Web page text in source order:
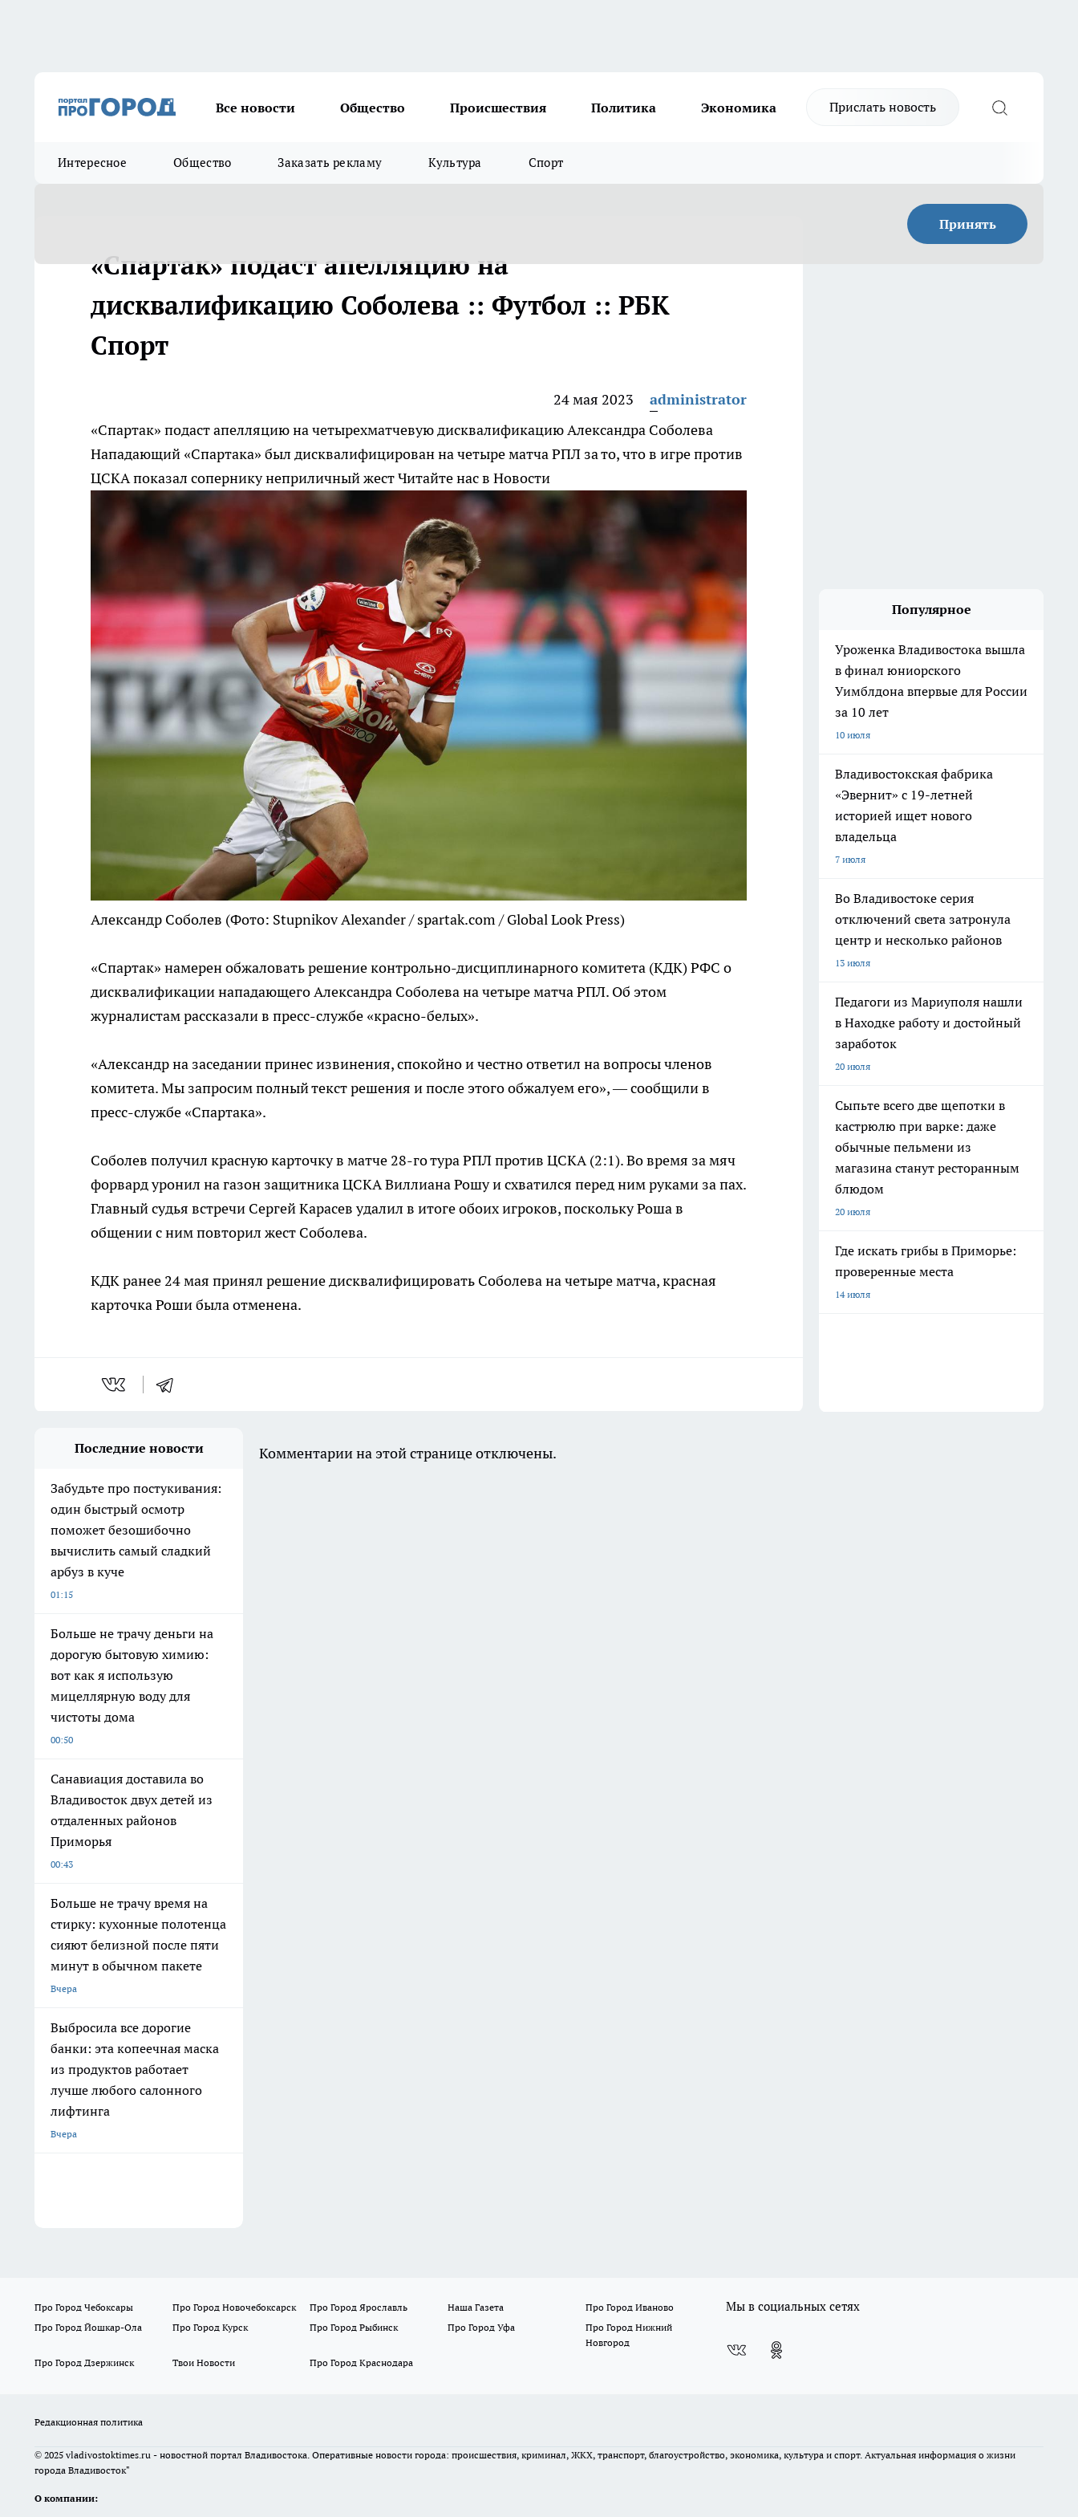
Все новости Общество Происшествия Политика Экономика Прислать новость
Интересное Общество Заказать рекламу Культура Спорт
Принять
«Спартак» подаст апелляцию на
дисквалификацию Соболева :: Футбол :: РБК
Спорт
24 мая 2023
administrator
«Спартак» подаст апелляцию на четырехматчевую дисквалификацию Александра Соболева
Нападающий «Спартака» был дисквалифицирован на четыре матча РПЛ за то, что в игре против
ЦСКА показал сопернику неприличный жестЧитайте нас в Новости
Александр Соболев (Фото: Stupnikov Alexander / spartak.com / Global Look Press)
«Спартак» намерен обжаловать решение контрольно-дисциплинарного комитета (КДК) РФС о
дисквалификации нападающего Александра Соболева на четыре матча РПЛ. Об этом
журналистам рассказали в пресс-службе «красно-белых».
«Александр на заседании принес извинения, спокойно и честно ответил на вопросы членов
комитета. Мы запросим полный текст решения и после этого обжалуем его», — сообщили в
пресс-службе «Спартака».
Соболев получил красную карточку в матче 28-го тура РПЛ против ЦСКА (2:1). Во время за мяч
форвард уронил на газон защитника ЦСКА Виллиана Рошу и схватился перед ним руками за пах.
Главный судья встречи Сергей Карасев удалил в итоге обоих игроков, поскольку Роша в
общении с ним повторил жест Соболева.
КДК ранее 24 мая принял решение дисквалифицировать Соболева на четыре матча, красная
карточка Роши была отменена.
Популярное
Уроженка Владивостока вышла
в финал юниорского
Уимблдона впервые для России
за 10 лет
10 июля
Владивостокская фабрика
«Эвернит» с 19-летней
историей ищет нового
владельца
7 июля
Во Владивостоке серия
отключений света затронула
центр и несколько районов
13 июля
Педагоги из Мариуполя нашли
в Находке работу и достойный
заработок
20 июля
Сыпьте всего две щепотки в
кастрюлю при варке: даже
обычные пельмени из
магазина станут ресторанным
блюдом
20 июля
Где искать грибы в Приморье:
проверенные места
14 июля
Последние новости
Забудьте про постукивания:
один быстрый осмотр
поможет безошибочно
вычислить самый сладкий
арбуз в куче
01:15
Больше не трачу деньги на
дорогую бытовую химию:
вот как я использую
мицеллярную воду для
чистоты дома
00:50
Санавиация доставила во
Владивосток двух детей из
отдаленных районов
Приморья
00:43
Больше не трачу время на
стирку: кухонные полотенца
сияют белизной после пяти
минут в обычном пакете
Вчера
Выбросила все дорогие
банки: эта копеечная маска
из продуктов работает
лучше любого салонного
лифтинга
Вчера
Комментарии на этой странице отключены.
Про Город Чебоксары Про Город Новочебоксарск Про Город Ярославль Наша Газета
Про Город Иваново
Про Город Йошкар-Ола
Про Город Курск Про Город Рыбинск Про Город Уфа
Про Город Нижний
Новгород
Про Город Дзержинск
Твои Новости Про Город Краснодара
Мы в социальных сетях
Редакционная политика
© 2025 vladivostoktimes.ru - новостной портал Владивостока. Оперативные новости города: происшествия, криминал, ЖКХ, транспорт, благоустройство, экономика, культура и спорт. Актуальная информация о жизни
города Владивосток"
О компании: